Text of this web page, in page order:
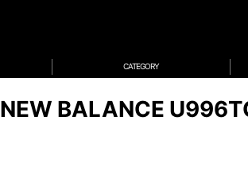
CATEGORY
NEW BALANCE